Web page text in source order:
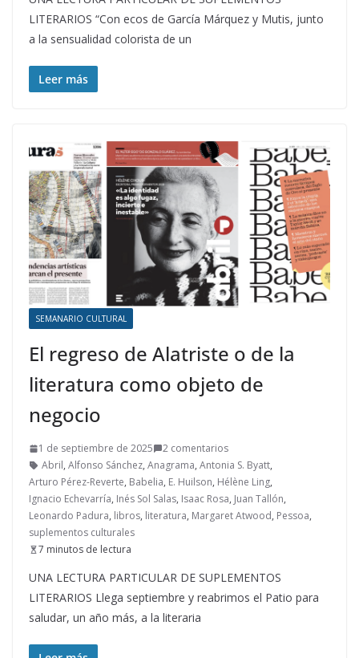
LITERARIOS “Con ecos de García Márquez y Mutis, junto
a la sensualidad colorista de un
Leer más
SEMANARIO CULTURAL
El regreso de Alatriste o de la
literatura como objeto de
negocio
1 de septiembre de 2025
2 comentarios
Abril, Alfonso Sánchez, Anagrama, Antonia S. Byatt,
Arturo Pérez-Reverte, Babelia, E. Huilson, Hélène Ling,
Ignacio Echevarría, Inés Sol Salas, Isaac Rosa, Juan Tallón,
Leonardo Padura, libros, literatura, Margaret Atwood, Pessoa,
suplementos culturales
7 minutos de lectura
UNA LECTURA PARTICULAR DE SUPLEMENTOS
LITERARIOS Llega septiembre y reabrimos el Patio para
saludar, un año más, a la literaria